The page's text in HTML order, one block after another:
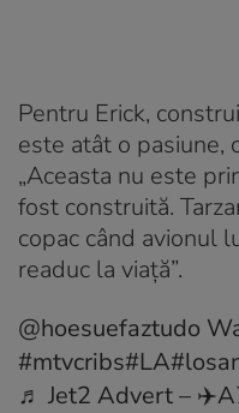
Pentru Erick,
este atât o pasiune,
„Aceasta nu este
fost construită.
copac când avionul
readuc la viață”.
@hoesuefaztudo
#mtvcribs#LA
♬ Jet2 Advert –